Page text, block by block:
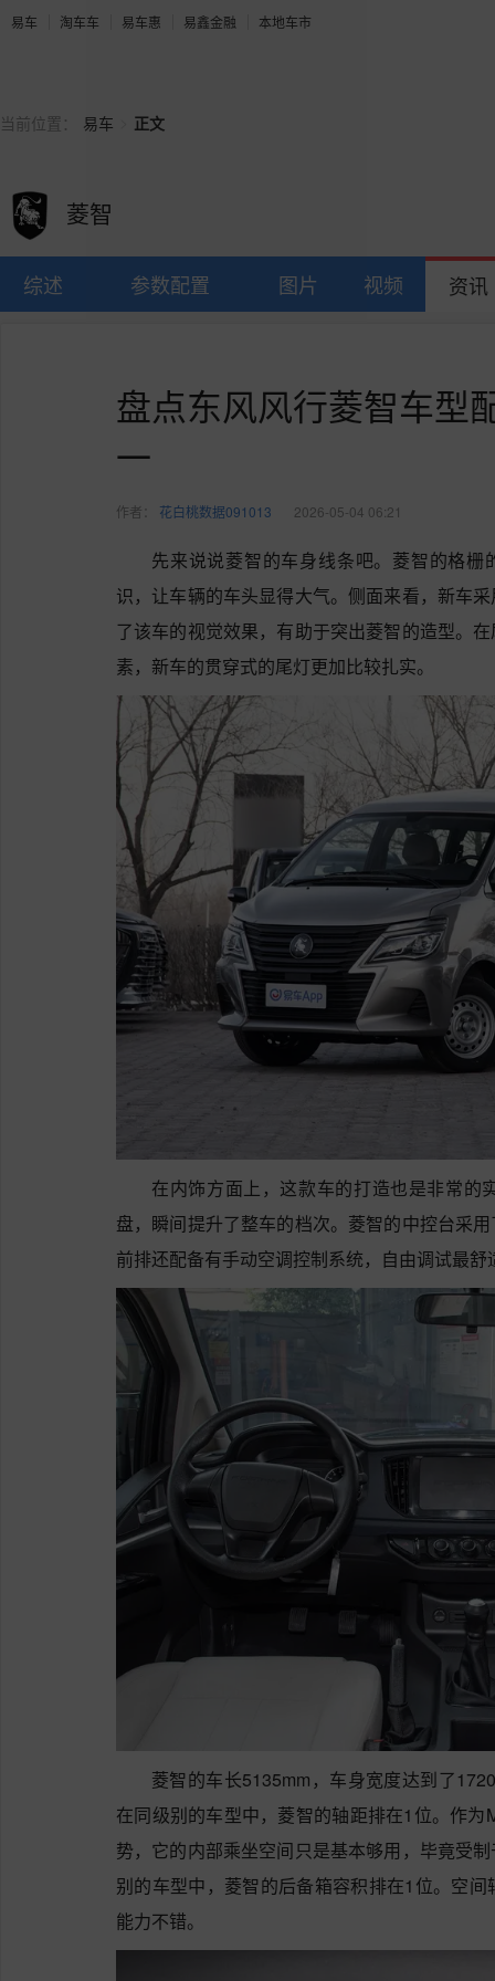
易车 淘车车 易车惠 易鑫金融 本地车市
当前位置： 易车 正文
菱智
综述 参数配置 图片 视频 资讯
盘点东风风行菱智车型
一
作者： 花白桃数据091013 2026-05-04 06:21
先来说说菱智的车身线条吧。菱智的格栅
识，让车辆的车头显得大气。侧面来看，新车
了该车的视觉效果，有助于突出菱智的造型。
素，新车的贯穿式的尾灯更加比较扎实。
在内饰方面上，这款车的打造也是非常的
盘，瞬间提升了整车的档次。菱智的中控台采
前排还配备有手动空调控制系统，自由调试最
菱智的车长5135mm，车身宽度达到了
在同级别的车型中，菱智的轴距排在1位。作
势，它的内部乘坐空间只是基本够用，毕竟受
别的车型中，菱智的后备箱容积排在1位。空
能力不错。